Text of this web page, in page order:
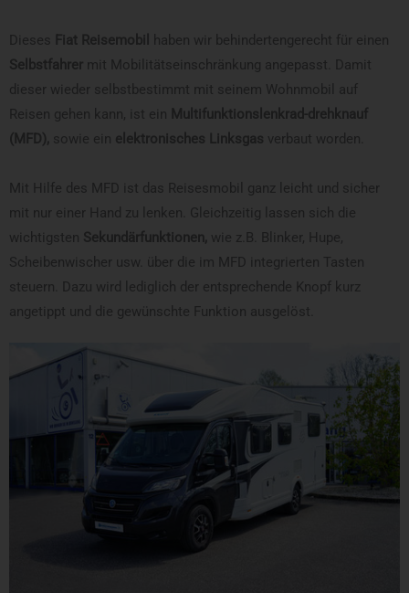
Dieses Fiat Reisemobil
haben wir behindertengerecht für einen
Selbstfahrer mit Mobilitätseinschränkung angepasst. Damit
dieser wieder selbstbestimmt mit seinem Wohnmobil auf
Reisen gehen kann, ist ein Multifunktionslenkrad-drehknauf
(MFD), sowie ein elektronisches Linksgas verbaut worden.
Mit Hilfe des MFD ist das Reisesmobil ganz leicht und sicher
mit nur einer Hand zu lenken. Gleichzeitig lassen sich die
wichtigsten Sekundärfunktionen, wie z.B. Blinker, Hupe,
Scheibenwischer usw. über die im MFD integrierten Tasten
steuern. Dazu wird lediglich der entsprechende Knopf kurz
angetippt und die gewünschte Funktion ausgelöst.